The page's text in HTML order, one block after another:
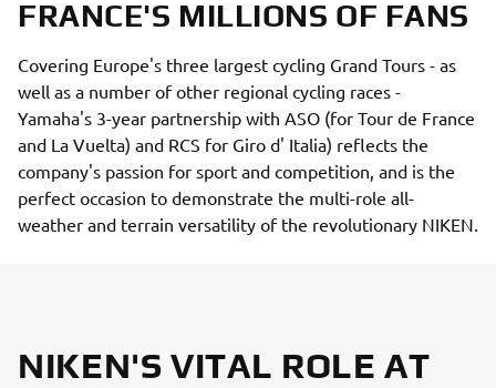
FRANCE'S MILLIONS OF FANS
Covering Europe's three largest cycling Grand Tours - as
well as a number of other regional cycling races -
Yamaha's 3-year partnership with ASO (for Tour de France
and La Vuelta) and RCS for Giro d' Italia) reflects the
company's passion for sport and competition, and is the
perfect occasion to demonstrate the multi-role all-
weather and terrain versatility of the revolutionary NIKEN.
NIKEN'S VITAL ROLE AT